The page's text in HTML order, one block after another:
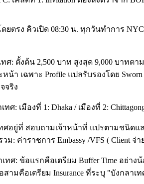
นโดยตรง คิวเปิด 08:30 น. ทุกวันทำการ
: ตั้งต้น 2,500 บาท สูงสุด 9,000 บาทต
เฉพาะ Profile แปลรับรองโดย Sworn
จริง
ศ: เมืองที่ 1: Dhaka / เมืองที่ 2:
อยู่ที่ สอบถามเจ้าหน้าที่ แปรตามชนิดแ
: ค่าราชการ Embassy /VFS ( Client
ศ: ข้อแรกคือเตรียม Buffer Time อย่าง
สามคือเตรียม Insurance ที่ระบุ "บังกลาเ